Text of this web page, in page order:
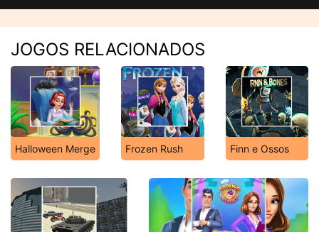
JOGOS RELACIONADOS
Halloween Merge Frozen Rush Finn e Ossos